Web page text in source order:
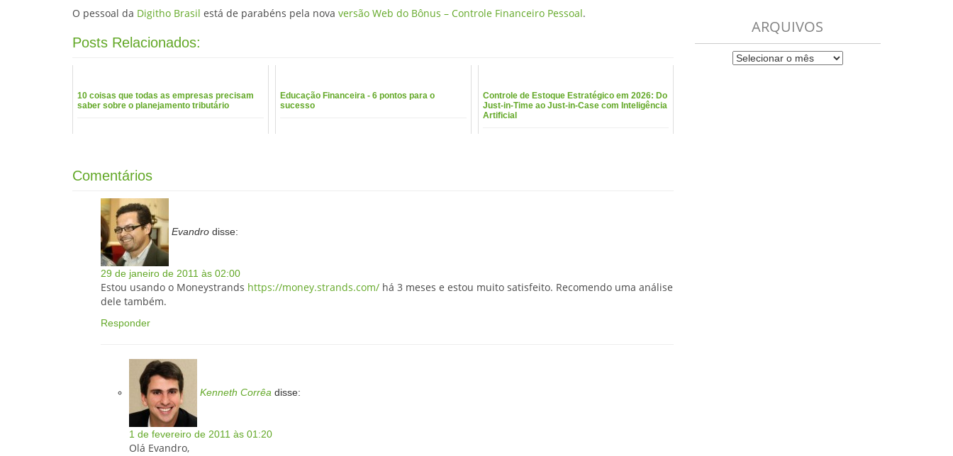
O pessoal da Digitho Brasil está de parabéns pela nova versão Web do Bônus – Controle Financeiro Pessoal.
Posts Relacionados:
10 coisas que todas as empresas precisam
saber sobre o planejamento tributário
Educação Financeira - 6 pontos para o
sucesso
Controle de Estoque Estratégico em 2026: Do
Just-in-Time ao Just-in-Case com Inteligência
Artificial
Comentários
Evandro disse:
29 de janeiro de 2011 às 02:00
Estou usando o Moneystrands https://money.strands.com/ há 3 meses e estou muito satisfeito. Recomendo uma análise
dele também.
Responder
Kenneth Corrêa disse:
1 de fevereiro de 2011 às 01:20
Olá Evandro,
ARQUIVOS